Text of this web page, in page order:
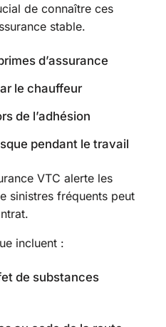
de connaître ces
stable.
d’assurance
le chauffeur
de l’adhésion
pendant le travail
VTC alerte les
sinistres fréquents peut
incluent :
de substances